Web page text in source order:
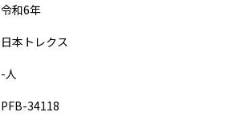
令和6年
日本トレクス
-人
PFB-34118